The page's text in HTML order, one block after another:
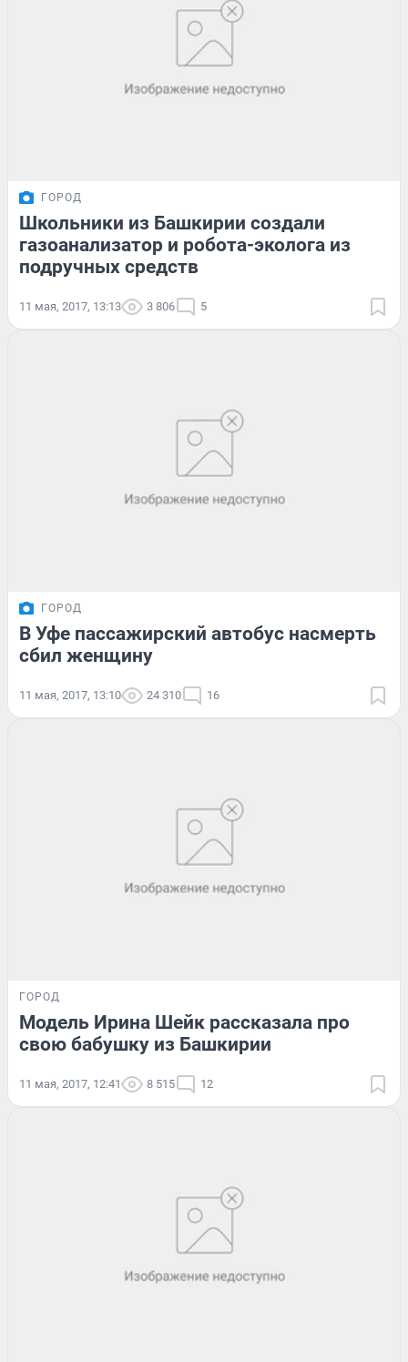
ГОРОД
Школьники из Башкирии создали
газоанализатор и робота-эколога из
подручных средств
11 мая, 2017, 13:13 3 806 5
ГОРОД
В Уфе пассажирский автобус насмерть
сбил женщину
11 мая, 2017, 13:10 24 310 16
ГОРОД
Модель Ирина Шейк рассказала про
свою бабушку из Башкирии
11 мая, 2017, 12:41 8 515 12